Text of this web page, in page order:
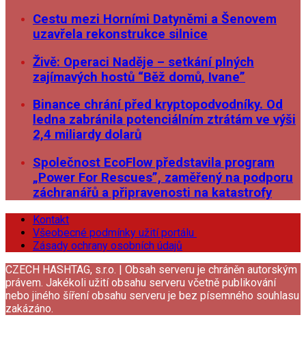
Cestu mezi Horními Datyněmi a Šenovem
uzavřela rekonstrukce silnice
Živě: Operaci Naděje – setkání plných
zajímavých hostů “Běž domů, Ivane”
Binance chrání před kryptopodvodníky. Od
ledna zabránila potenciálním ztrátám ve výši
2,4 miliardy dolarů
Společnost EcoFlow představila program
„Power For Rescues”, zaměřený na podporu
záchranářů a připravenosti na katastrofy
Kontakt
Všeobecné podmínky užití portálu
Zásady ochrany osobních údajů
CZECH HASHTAG, s.r.o. | Obsah serveru je chráněn autorským
právem. Jakékoli užití obsahu serveru včetně publikování
nebo jiného šíření obsahu serveru je bez písemného souhlasu
zakázáno.